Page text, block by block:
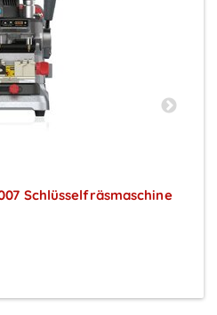
Schlüsselfräsmaschine